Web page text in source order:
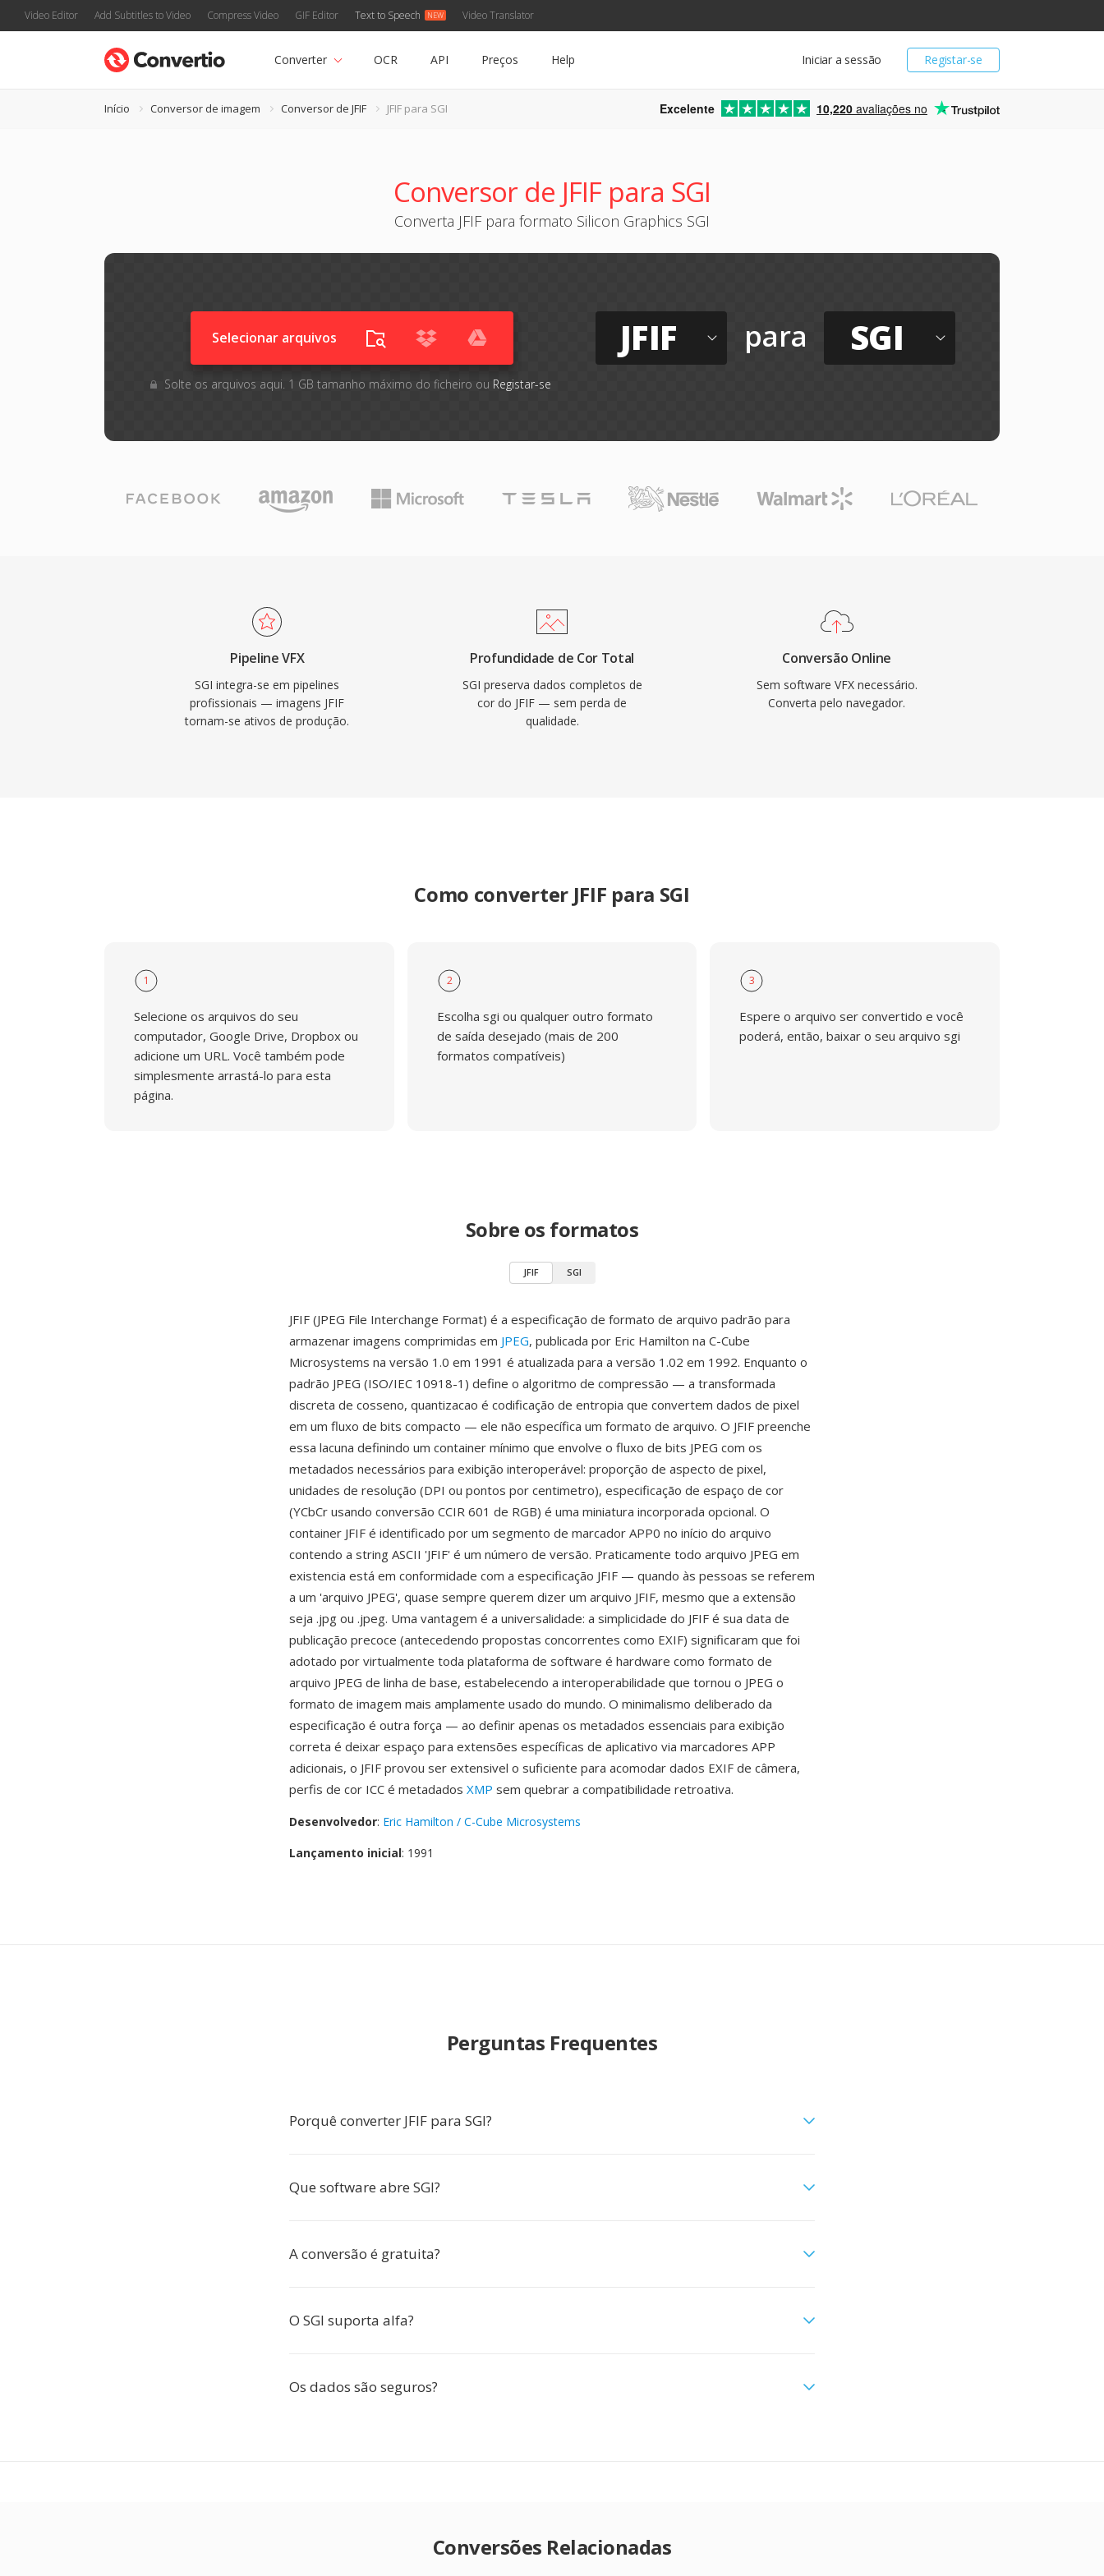
Video Editor Add Subtitles to Video Compress Video GIF Editor Text to Speech Video Translator
Registar-se
Iniciar a sessão
Converter OCR API Preços Help
Início Conversor de imagem Conversor de JFIF JFIF para SGI Excelente 10,220 avaliações no
Conversor de JFIF para SGI
Converta JFIF para formato Silicon Graphics SGI
Selecionar arquivos
Solte os arquivos aqui. 1 GB tamanho máximo do ficheiro ou Registar-se
JFIF para SGI
Pipeline VFX
SGI integra-se em pipelines
profissionais — imagens JFIF
tornam-se ativos de produção.
Profundidade de Cor Total
SGI preserva dados completos de
cor do JFIF — sem perda de
qualidade.
Conversão Online
Sem software VFX necessário.
Converta pelo navegador.
Como converter JFIF para SGI
1
Selecione os arquivos do seu
computador, Google Drive, Dropbox ou
adicione um URL. Você também pode
simplesmente arrastá-lo para esta
página.
2
Escolha sgi ou qualquer outro formato
de saída desejado (mais de 200
formatos compatíveis)
3
Espere o arquivo ser convertido e você
poderá, então, baixar o seu arquivo sgi
Sobre os formatos
JFIF SGI
JFIF (JPEG File Interchange Format) é a especificação de formato de arquivo padrão para
armazenar imagens comprimidas em JPEG, publicada por Eric Hamilton na C-Cube
Microsystems na versão 1.0 em 1991 é atualizada para a versão 1.02 em 1992. Enquanto o
padrão JPEG (ISO/IEC 10918-1) define o algoritmo de compressão — a transformada
discreta de cosseno, quantizacao é codificação de entropia que convertem dados de pixel
em um fluxo de bits compacto — ele não específica um formato de arquivo. O JFIF preenche
essa lacuna definindo um container mínimo que envolve o fluxo de bits JPEG com os
metadados necessários para exibição interoperável: proporção de aspecto de pixel,
unidades de resolução (DPI ou pontos por centimetro), especificação de espaço de cor
(YCbCr usando conversão CCIR 601 de RGB) é uma miniatura incorporada opcional. O
container JFIF é identificado por um segmento de marcador APP0 no início do arquivo
contendo a string ASCII 'JFIF' é um número de versão. Praticamente todo arquivo JPEG em
existencia está em conformidade com a especificação JFIF — quando às pessoas se referem
a um 'arquivo JPEG', quase sempre querem dizer um arquivo JFIF, mesmo que a extensão
seja .jpg ou .jpeg. Uma vantagem é a universalidade: a simplicidade do JFIF é sua data de
publicação precoce (antecedendo propostas concorrentes como EXIF) significaram que foi
adotado por virtualmente toda plataforma de software é hardware como formato de
arquivo JPEG de linha de base, estabelecendo a interoperabilidade que tornou o JPEG o
formato de imagem mais amplamente usado do mundo. O minimalismo deliberado da
especificação é outra força — ao definir apenas os metadados essenciais para exibição
correta é deixar espaço para extensões específicas de aplicativo via marcadores APP
adicionais, o JFIF provou ser extensivel o suficiente para acomodar dados EXIF de câmera,
perfis de cor ICC é metadados XMP sem quebrar a compatibilidade retroativa.
Desenvolvedor: Eric Hamilton / C-Cube Microsystems
Lançamento inicial: 1991
Perguntas Frequentes
Porquê converter JFIF para SGI?
Que software abre SGI?
A conversão é gratuita?
O SGI suporta alfa?
Os dados são seguros?
Conversões Relacionadas